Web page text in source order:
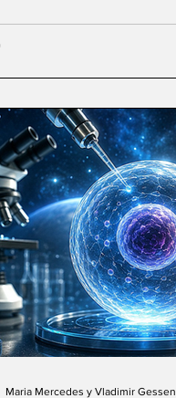
Maria Mercedes y Vladimir Gessen